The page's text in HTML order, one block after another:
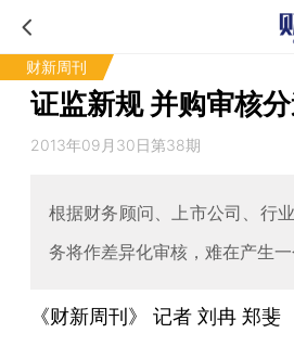
财新周刊
证监新规 并购审核
2013年09月30日第38期
根据财务顾问、上市公司、行
务将作差异化审核，难在产生
《财新周刊》 记者 刘冉 郑斐